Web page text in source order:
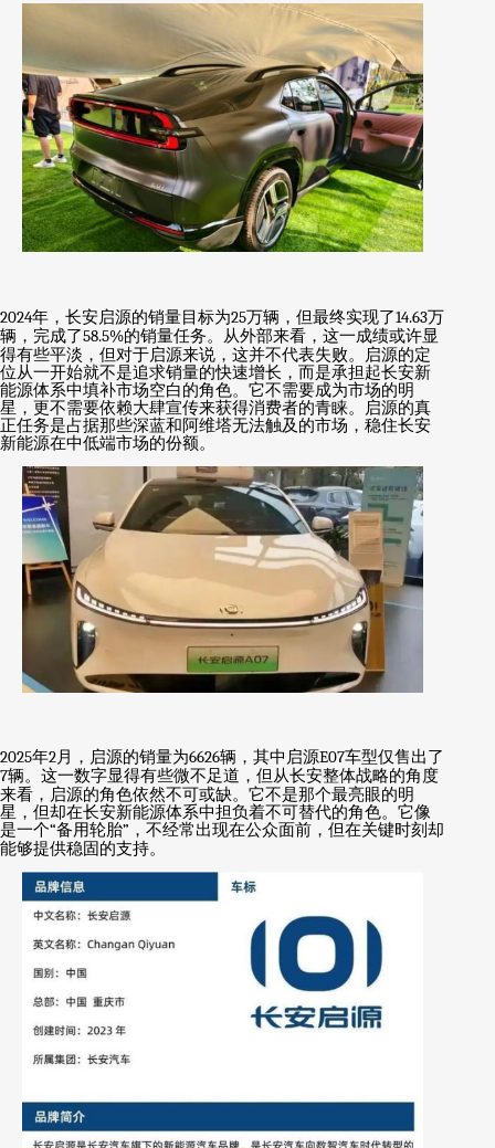
2024年，长安启源的销量目标为25万辆，但最终实现了14.63万
辆，完成了58.5%的销量任务。从外部来看，这一成绩或许显
得有些平淡，但对于启源来说，这并不代表失败。启源的定
位从一开始就不是追求销量的快速增长，而是承担起长安新
能源体系中填补市场空白的角色。它不需要成为市场的明
星，更不需要依赖大肆宣传来获得消费者的青睐。启源的真
正任务是占据那些深蓝和阿维塔无法触及的市场，稳住长安
新能源在中低端市场的份额。
2025年2月，启源的销量为6626辆，其中启源E07车型仅售出了
7辆。这一数字显得有些微不足道，但从长安整体战略的角度
来看，启源的角色依然不可或缺。它不是那个最亮眼的明
星，但却在长安新能源体系中担负着不可替代的角色。它像
是一个“备用轮胎” ，不经常出现在公众面前，但在关键时刻却
能够提供稳固的支持。